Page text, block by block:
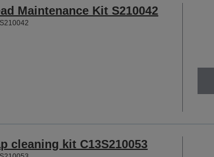
Maintenance Kit S210042
cleaning kit C13S210053